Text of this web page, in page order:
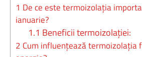
1 De ce este termoizolația
ianuarie?
1.1 Beneficii termoizolației:
2 Cum influențează termoizolația